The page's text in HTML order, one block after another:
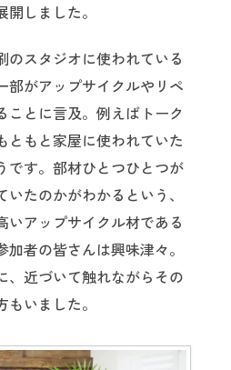
しました。
のスタジオに使われている
部がアップサイクルやリペ
ことに言及。例えばトーク
ともと家屋に使われていた
です。部材ひとつひとつが
たのかがわかるという、
いアップサイクル材である
加者の皆さんは興味津々。
、近づいて触れながらその
いました。